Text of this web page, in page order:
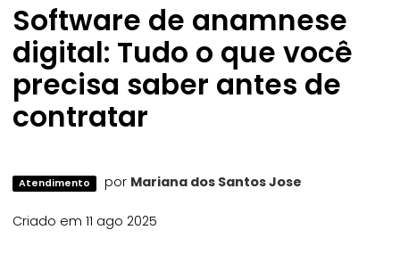
Software de anamnese
digital: Tudo o que você
precisa saber antes de
contratar
Atendimento por Mariana dos Santos Jose
Criado em 11 ago 2025